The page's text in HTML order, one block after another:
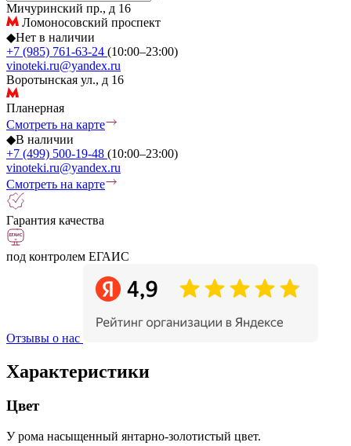
Мичуринский пр., д 16
Ломоносовский проспект
◆Нет в наличии
+7 (985) 761-63-24 (10:00–23:00)
vinoteki.ru@yandex.ru
Воротынская ул., д 16
Планерная
Смотреть на карте
◆В наличии
+7 (499) 500-19-48 (10:00–23:00)
vinoteki.ru@yandex.ru
Смотреть на карте
Гарантия качества
под контролем ЕГАИС
Отзывы о нас
Характеристики
Цвет
У рома насыщенный янтарно-золотистый цвет.